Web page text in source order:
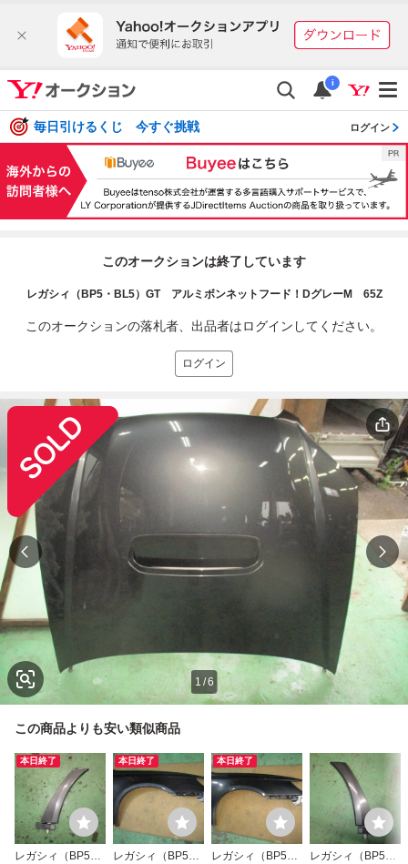
i
毎日引けるくじ 今すぐ挑戦 ログイン
このオークションは終了しています
レガシィ（BP5・BL5）GT アルミボンネットフード！DグレーM 65Z
このオークションの落札者、出品者はログインしてください。
ログイン
1 /6
この商品よりも安い類似商品
本日終了
レガシィ（BP5・
本日終了
レガシィ（BP5・
本日終了
レガシィ（BP5・
レガシィ（BP5・